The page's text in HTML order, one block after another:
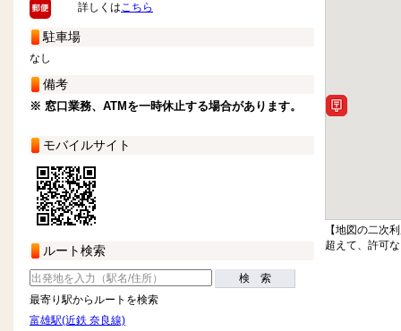
詳しくはこちら
駐車場
なし
備考
※ 窓口業務、ATMを一時休止する場合があります。
モバイルサイト
ルート検索
検 索
最寄り駅からルートを検索
富雄駅(近鉄 奈良線)
【地図の二次
超えて、許可